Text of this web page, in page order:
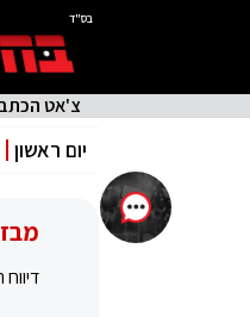
בס"ד
צ'אט
יום ראשון